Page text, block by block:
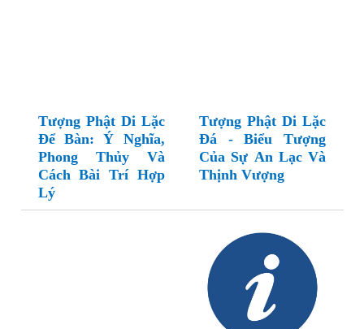
Tượng Phật Di Lặc
Để Bàn: Ý Nghĩa,
Phong Thủy Và
Cách Bài Trí Hợp
Lý
Tượng Phật Di Lặc
Đá - Biểu Tượng
Của Sự An Lạc Và
Thịnh Vượng